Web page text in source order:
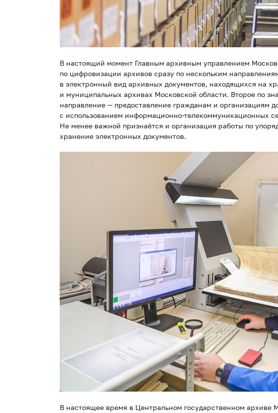
В настоящий момент Главным архивным управлением
по цифровизации архивов сразу по нескольким
в электронный вид архивных документов, находящихся на
и муниципальных архивах Московской области. Второе по
направление — предоставление гражданам и организациям
с использованием информационно-телекоммуникационных
Не менее важной признаётся и организация работы по
хранение электронных документов.
В настоящее время в Центральном государственном архиве